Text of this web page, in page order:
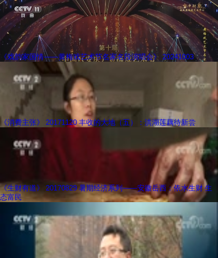
《戏韵家国情——黄梅戏艺术节名家名段演唱会》 20241003
《消费主张》 20171120 丰收的大地（五）：洪湖莲藕待新尝
《生财有道》 20170829 暑期经济系列——安徽岳西：依水生财 生
态富民